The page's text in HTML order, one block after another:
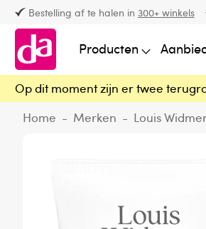
Bestelling af te halen in 300+ winkels
Producten
Op dit moment zijn er twee
Home - Merken - Louis